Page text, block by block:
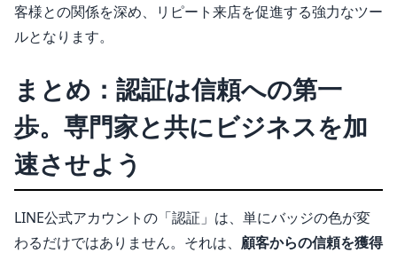
客様との関係を深め、リピート来店を促進する強力なツー
ルとなります。
まとめ：認証は信頼への第一
歩。専門家と共にビジネスを加
速させよう
LINE公式アカウントの「認証」は、単にバッジの色が変
わるだけではありません。それは、 顧客からの信頼を獲得